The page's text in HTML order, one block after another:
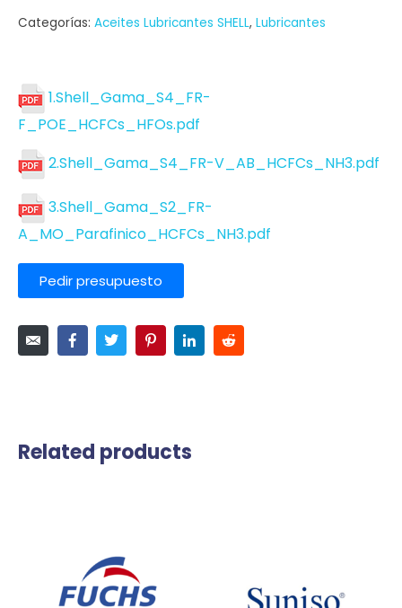
Categorías: Aceites Lubricantes SHELL, Lubricantes
1.Shell_Gama_S4_FR-
F_POE_HCFCs_HFOs.pdf
2.Shell_Gama_S4_FR-V_AB_HCFCs_NH3.pdf
3.Shell_Gama_S2_FR-
A_MO_Parafinico_HCFCs_NH3.pdf
Pedir presupuesto
Related products